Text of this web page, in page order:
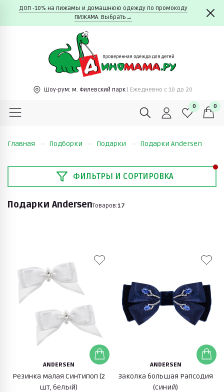
ДОП -10% на пижамы и домашнюю одежду по промокоду
ПИЖАМА. Выбрать→
Шоу-рум: м. Филевский парк | Ежедневно c 10 до 20
0 0
Главная Подборки Подарки Подарки Andersen
ФИЛЬТРЫ И СОРТИРОВКА
Подарки AndersenТоваров:17
ANDERSEN
Резинка малая Синтипоп (2
шт, белый)
ANDERSEN
Заколка большая Рапсодия
(синий)